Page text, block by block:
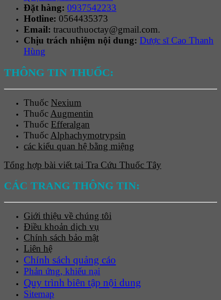
Đặt hàng: 0937542233
Hotline: 0564435373
Email: tracuuthuoctay@gmail.com.
Chịu trách nhiệm nội dung: Dược sĩ Cao Thanh
Hùng
THÔNG TIN THUỐC:
Thuốc Nexium
Thuốc Augmentin
Thuốc Efferalgan
Thuốc Alphachymotrypsin
các kiểu quan hệ bằng miệng
Tổng hợp bài viết tại Tra Cứu Thuốc Tây
CÁC TRANG THÔNG TIN:
Giới thiệu về chúng tôi
Điều khoản dịch vụ
Chính sách bảo mật
Liên hệ
Chính sách quảng cáo
Phản ứng, khiếu nại
Quy trình biên tập nội dung
Sitemap